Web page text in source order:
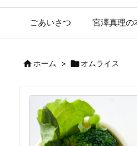
ごあいさつ 宮澤真理の
ホーム > オムライス